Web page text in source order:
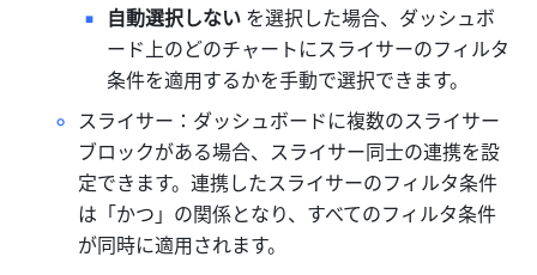
自動選択しない を選択した場合、ダッシュボ
ード上のどのチャートにスライサーのフィルタ
条件を適用するかを手動で選択できます。
スライサー：ダッシュボードに複数のスライサー
ブロックがある場合、スライサー同士の連携を設
定できます。連携したスライサーのフィルタ条件
は「かつ」の関係となり、すべてのフィルタ条件
が同時に適用されます。